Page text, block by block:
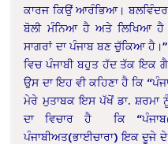
ਕਾਰਜ ਕਿਉਂ ਆਰੰਭਿਆ। ਬਲਵਿੰਦਰ
ਬੋਲੀ ਮੰਨਿਆ ਹੈ ਅਤੇ ਲਿਖਿਆ ਹੈ
ਸਾਗਰਾਂ ਦਾ ਪੰਜਾਬ ਬਣ ਚੁੱਕਿਆ
ਵਿਚ ਪੰਜਾਬੀ ਬਹੁਤ ਹੱਦ ਤੱਕ ਇਕ
ਉਸ ਦਾ ਇਹ ਵੀ ਕਹਿਣਾ ਹੈ ਕਿ
ਮੇਰੇ ਮੁਤਾਬਕ ਇਸ ਪੱਖੋਂ ਡਾ. ਸ਼ਰਮਾ
ਦਾ ਵਿਚਾਰ ਹੈ ਕਿ
ਪੰਜਾਬੀਅਤ(ਭਾਈਚਾਰਾ) ਇਕ